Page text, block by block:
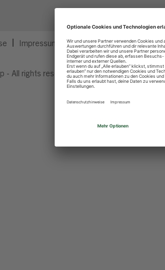
Impressum Privatsphäre-Einstellungen
- All rights reserved